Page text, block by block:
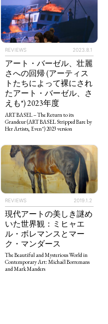
RANKING
POP CULTURE
REVIEWS 2023.8.1
アート・バーゼル、壮麗
さへの回帰 (アーティス
トたちによって裸にされ
たアート・バーゼル、さ
えも*) 2023年度
ART BASEL – The Return to its
Grandeur (ART BASEL Stripped Bare by
Her Artists, Even*) 2023 version
REVIEWS 2019.1.2
現代アートの美しき謎め
いた世界観：ミヒャエ
ル・ボレマンスとマー
ク・マンダース
The Beautiful and Mysterious World in
Contemporary Art: Michaël Borremans
and Mark Manders